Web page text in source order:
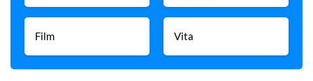
Film Vita